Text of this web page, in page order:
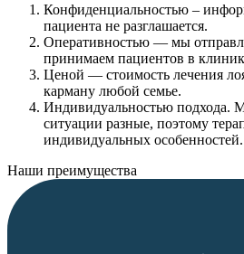
Конфиденциальностью –
пациента не разглашается.
Оперативностью — мы
принимаем пациентов в
Ценой — стоимость лечения
карману любой семье.
Индивидуальностью подхода.
ситуации разные, поэтому
индивидуальных особенностей.
Наши преимущества